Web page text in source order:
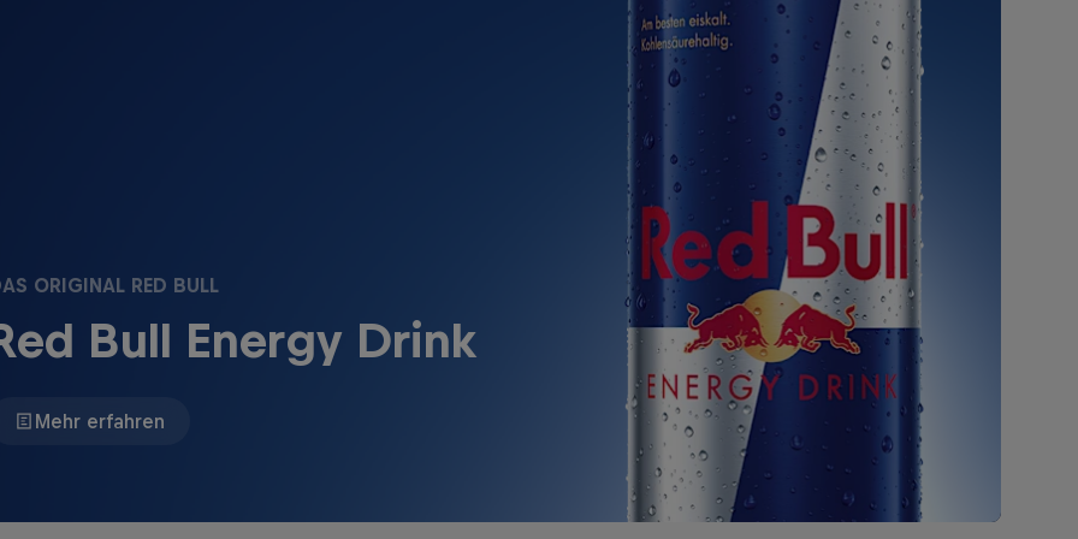
ORIGINAL RED BULL
Bull Energy Drink
Mehr erfahren